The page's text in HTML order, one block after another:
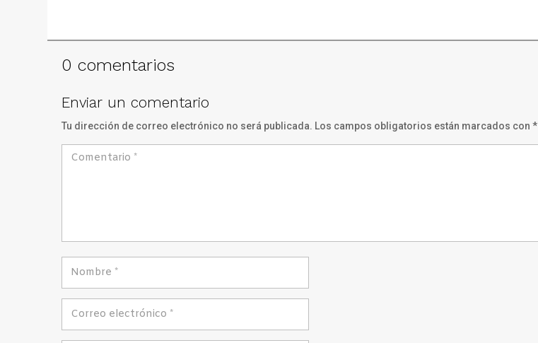
0 comentarios
Enviar un comentario
Tu dirección de correo electrónico no será publicada. Los campos obligatorios están marcados con*